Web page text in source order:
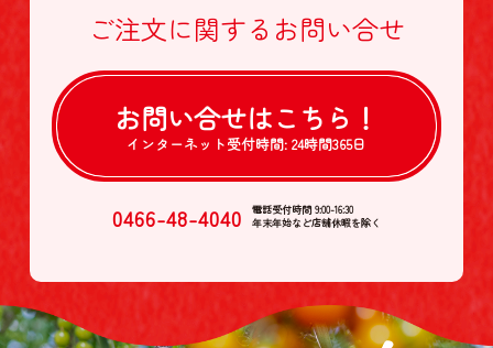
ご注文に関する お問い合せ
お問い合せはこちら！
インターネット受付時間: 24時間365日
0466-48-4040
電話受付時間 9:00-16:30
年末年始など店舗休暇を除く